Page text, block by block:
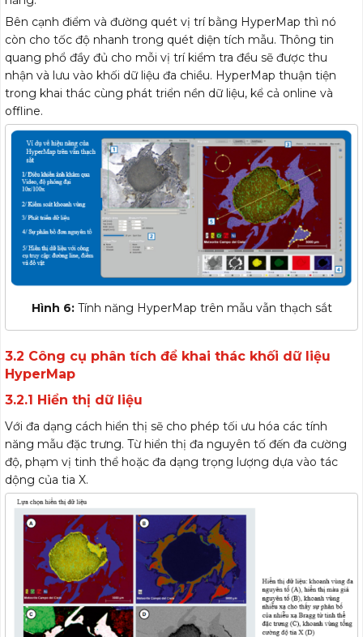
Bên cạnh điểm và đường quét vị trí bằng HyperMap thì nó
còn cho tốc độ nhanh trong quét diện tích mẫu. Thông tin
quang phổ đầy đủ cho mỗi vị trí kiểm tra đều sẽ được thu
nhận và lưu vào khối dữ liệu đa chiều. HyperMap thuận tiện
trong khai thác cùng phát triển nền dữ liệu, kể cả online và
offline.
Hình 6:Tính năng HyperMap trên mẫu vẫn thạch sắt
3.2 Công cụ phân tích để khai thác khối dữ liệu
HyperMap
3.2.1 Hiển thị dữ liệu
Với đa dạng cách hiển thị sẽ cho phép tối ưu hóa các tính
năng mẫu đặc trưng. Từ hiển thị đa nguyên tố đến đa cường
độ, phạm vị tinh thể hoặc đa dạng trọng lượng dựa vào tác
dộng của tia X.